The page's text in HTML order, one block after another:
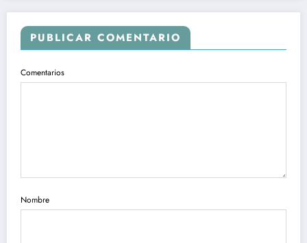
PUBLICAR COMENTARIO
Comentarios
Nombre